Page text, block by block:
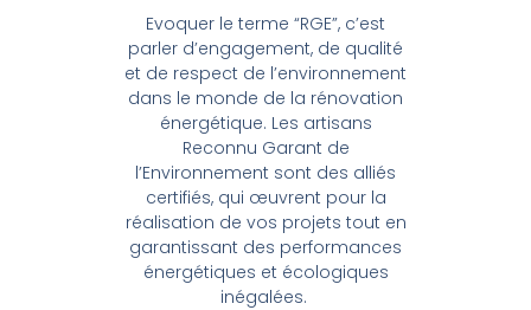
Evoquer le terme “RGE”, c’est
parler d’engagement, de qualité
et de respect de l’environnement
dans le monde de la rénovation
énergétique. Les artisans
Reconnu Garant de
l’Environnement sont des alliés
certifiés, qui œuvrent pour la
réalisation de vos projets tout en
garantissant des performances
énergétiques et écologiques
inégalées.